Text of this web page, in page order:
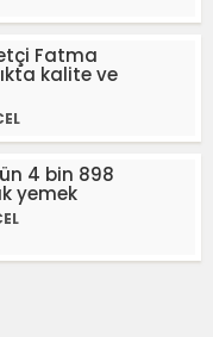
Fatma
kalite ve
4 bin 898
yemek